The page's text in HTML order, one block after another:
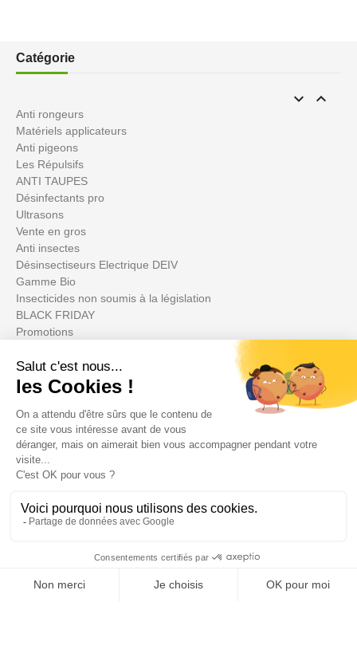
Catégorie
 
Anti rongeurs
Matériels applicateurs
Anti pigeons
Les Répulsifs
ANTI TAUPES
Désinfectants pro
Ultrasons
Vente en gros
Anti insectes
Désinsectiseurs Electrique DEIV
Gamme Bio
Insecticides non soumis à la législation
BLACK FRIDAY
Promotions
Su cuenta
Informations
